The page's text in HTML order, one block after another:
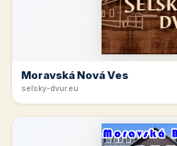
Moravská Nová Ves
selsky-dvur.eu